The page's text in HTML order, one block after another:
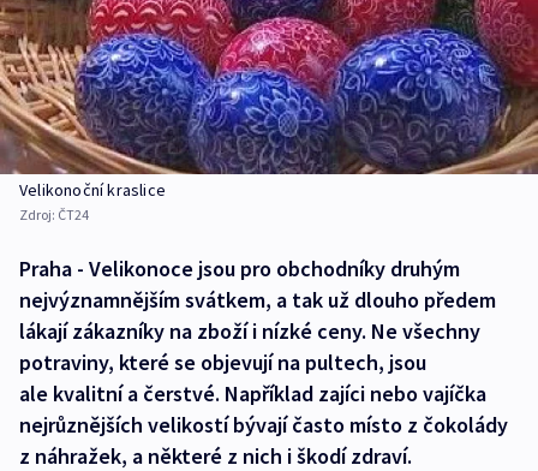
Velikonoční kraslice
Zdroj: ČT24
Praha - Velikonoce jsou pro obchodníky druhým
nejvýznamnějším svátkem, a tak už dlouho předem
lákají zákazníky na zboží i nízké ceny. Ne všechny
potraviny, které se objevují na pultech, jsou
ale kvalitní a čerstvé. Například zajíci nebo vajíčka
nejrůznějších velikostí bývají často místo z čokolády
z náhražek, a některé z nich i škodí zdraví.